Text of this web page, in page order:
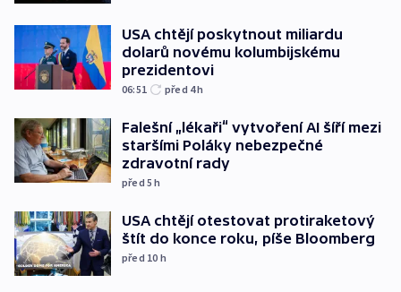
USA chtějí poskytnout miliardu
dolarů novému kolumbijskému
prezidentovi
06:51 před 4h
Falešní „lékaři“ vytvoření AI šíří mezi
staršími Poláky nebezpečné
zdravotní rady
před 5h
USA chtějí otestovat protiraketový
štít do konce roku, píše Bloomberg
před 10 h